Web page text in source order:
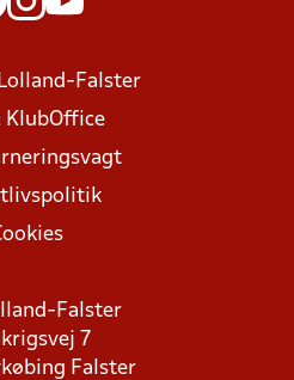
Falster
KlubOffice
Falster
7
Falster